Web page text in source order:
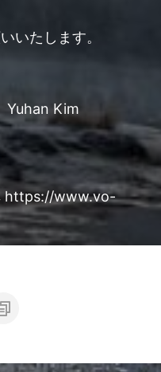
いたします。
Kim
https://www.vo-